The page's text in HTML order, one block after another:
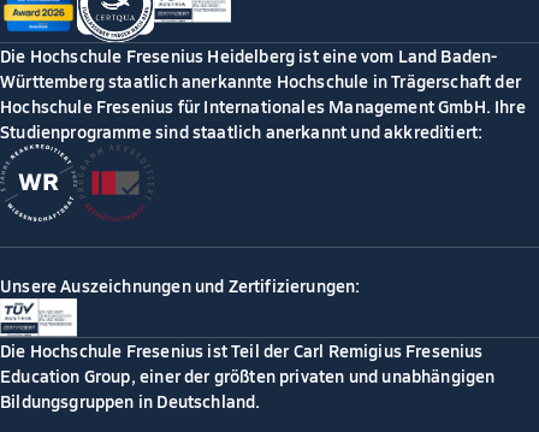
Die Hochschule Fresenius Heidelberg ist eine vom Land Baden-
Württemberg staatlich anerkannte Hochschule in Trägerschaft der
Hochschule Fresenius für Internationales Management GmbH. Ihre
Studienprogramme sind staatlich anerkannt und akkreditiert:
Unsere Auszeichnungen und Zertifizierungen:
Die Hochschule Fresenius ist Teil der Carl Remigius Fresenius
Education Group, einer der größten privaten und unabhängigen
Bildungsgruppen in Deutschland.